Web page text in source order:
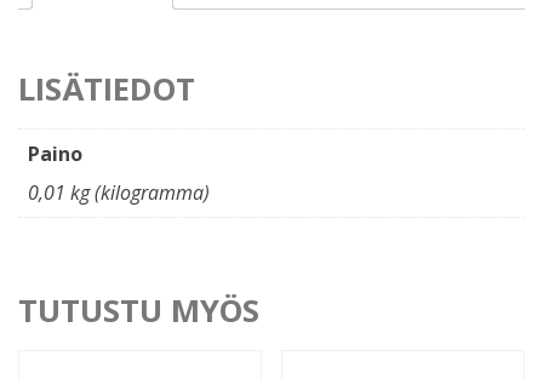
LISÄTIEDOT
Paino
0,01 kg (kilogramma)
TUTUSTU MYÖS